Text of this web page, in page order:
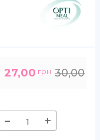
27,00 грн 30,00
− +